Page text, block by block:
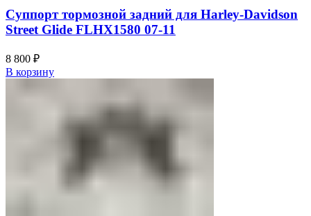
Суппорт тормозной задний для Harley-Davidson
Street Glide FLHX1580 07-11
8 800 ₽
В корзину